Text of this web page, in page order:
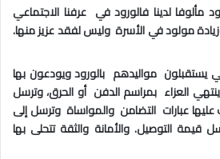
مألوفا لدينا فالورود في عرفنا الاجتماعي
مولود في الأسرة وليس لفقد عزيز منها.
يستقبلون مواليدهم بالورود ويودعون بها
العزاء بمراسم الدفن أو الحرق، وترسل
عبارات التضامن والمواساة وترسل إلى
قيمة التوصيل. والأمانة والثقة تتحلى بها